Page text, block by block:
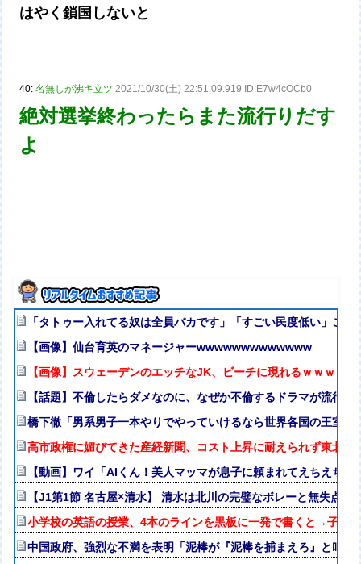
はやく鎖国しないと
40:名無しが沸キ立ツ 2021/10/30(土) 22:51:09.919 ID:E7w4cOCb0
絶対選挙終わったらまた流行りだす
よ
「タトゥー入れてる奴は全員バカです」「すごい民度低い」こ
【画像】仙台育英のマネージャーwwwwwwwwwwwww
【画像】スウェーデンのエッチなJK、ビーチに現れるｗｗｗ
【話題】不倫したらダメなのに、なぜか不倫するドラマが流行る
橋下徹「男系男子一本やりでやっていけるなら世界各国の王室
高市政権に媚びてきた産経新聞、コスト上昇に耐えられず東北6
【動画】ワイ「AIくん！美人マッマが息子に頼まれてえちえち
【J1第1節 名古屋×清水】 清水は北川の完璧なボレーと無失点
小学校の英語の授業、4本のラインを黒板に一発で書くと→子ど
中国政府、強烈な不満を表明「泥棒が『泥棒を捕まえろ』と叫